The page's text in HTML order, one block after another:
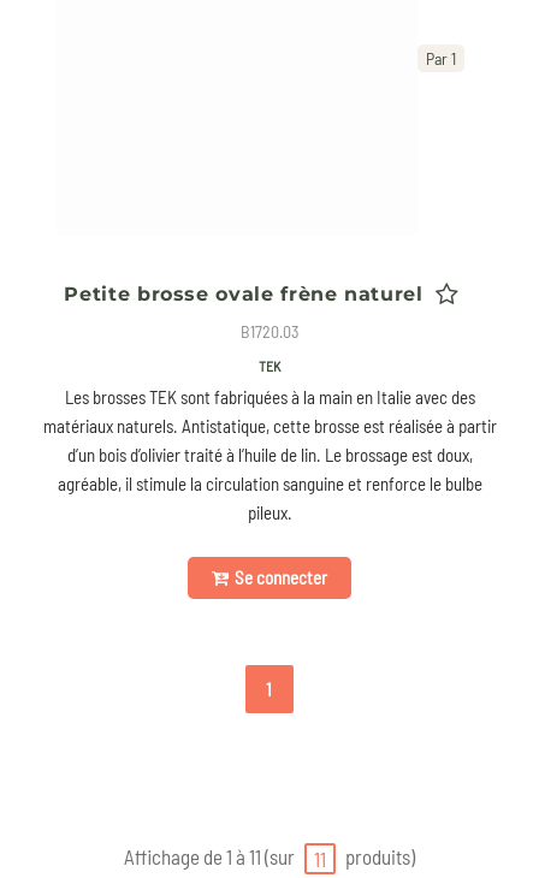
Par 1
Petite brosse ovale frène naturel
B1720.03
TEK
Les brosses TEK sont fabriquées à la main en Italie avec des
matériaux naturels. Antistatique, cette brosse est réalisée à partir
d’un bois d’olivier traité à l’huile de lin. Le brossage est doux,
agréable, il stimule la circulation sanguine et renforce le bulbe
pileux.
Se connecter
1
Affichage de 1 à 11 (sur 11 produits)